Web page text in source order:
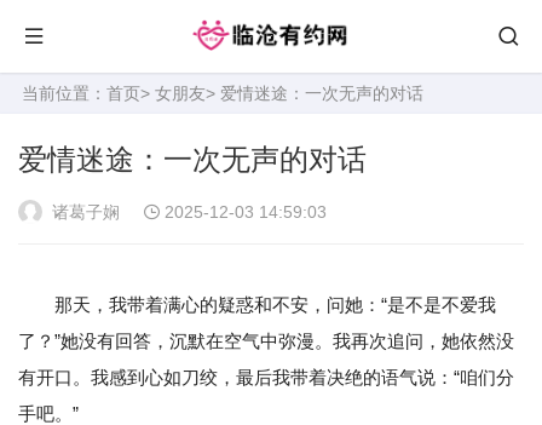
当前位置： 首页> 女朋友> 爱情迷途：一次无声的对话
爱情迷途：一次无声的对话
诸葛子娴 2025-12-03 14:59:03
那天，我带着满心的疑惑和不安，问她：“是不是不爱我
了？”她没有回答，沉默在空气中弥漫。我再次追问，她依然没
有开口。我感到心如刀绞，最后我带着决绝的语气说：“咱们分
手吧。”